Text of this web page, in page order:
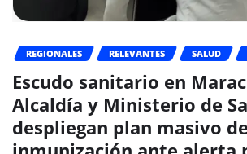
REGIONALES RELEVANTES SALUD
Escudo sanitario en
Alcaldía y Ministerio de
despliegan plan masivo de